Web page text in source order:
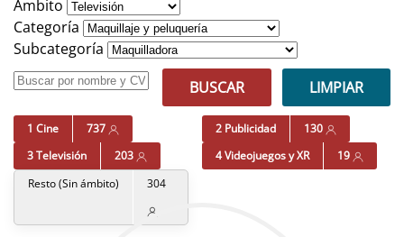
Ámbito
Categoría
Subcategoría
BUSCAR
LIMPIAR
1 Cine 737 2 Publicidad
130
3 Televisión
203 4 Videojuegos y XR
19
Resto (Sin ámbito)
304